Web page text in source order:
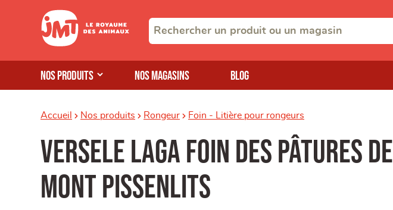
Nos produits Nos magasins Blog
Accueil Nos produits Rongeur Foin - Litière pour rongeurs
Versele Laga foin des pâtures de
mont pissenlits